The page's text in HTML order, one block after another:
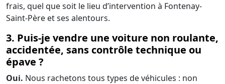
frais, quel que soit le lieu d’intervention à Fontenay-
Saint-Père et ses alentours.
3. Puis-je vendre une voiture non roulante,
accidentée, sans contrôle technique ou
épave ?
Oui. Nous rachetons tous types de véhicules : non